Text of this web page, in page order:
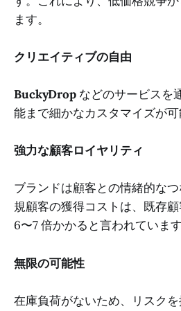
ます。
クリエイティブの自由
BuckyDrop などのサービスを
能まで細かなカスタマイズが可
強力な顧客ロイヤリティ
ブランドは顧客との情緒的な
規顧客の獲得コストは、既存
6〜7 倍かかると言われています
無限の可能性
在庫負荷がないため、リスク